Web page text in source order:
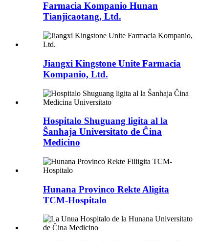
Farmacia Kompanio Hunan
Tianjicaotang, Ltd.
Jiangxi Kingstone Unite Farmacia
Kompanio, Ltd.
Hospitalo Shuguang ligita al la
Ŝanhaja Universitato de Ĉina
Medicino
Hunana Provinco Rekte Aligita
TCM-Hospitalo